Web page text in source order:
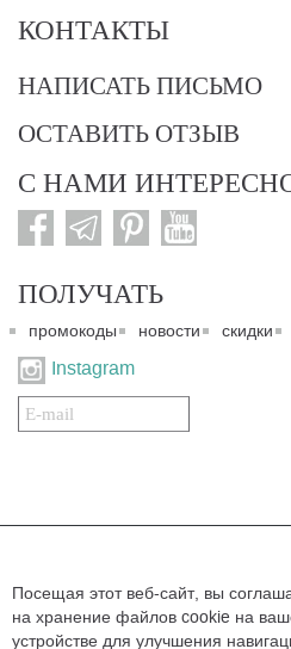
КОНТАКТЫ
НАПИСАТЬ ПИСЬМО
ОСТАВИТЬ ОТЗЫВ
С НАМИ
ПОЛУЧАТЬ
промокоды новости скидки
Instagram
Подписаться
на
собственностью "3 Карата ТМ" и охраняются
законодательства государства Украина. Этот сайт
сторонними лицами и организациями только для
копирование, печать, иное использование
должно сопровождаться работающей ссылкой или
Посещая этот веб-сайт, вы
на хранение файлов cookie на
устройстве для улучшения